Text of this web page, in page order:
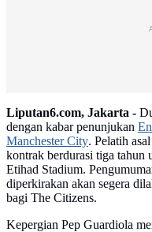
Liputan6.com, Jakarta -
dengan kabar penunjukan
Manchester City. Pelatih
kontrak berdurasi tiga tahun
Etihad Stadium.
diperkirakan akan segera
bagi The Citizens.
Kepergian Pep Guardiola